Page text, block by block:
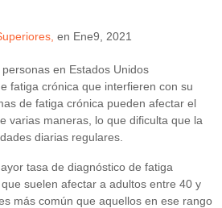
en Ene9, 2021
en Estados Unidos
fatiga crónica que interfieren con su
de fatiga crónica pueden afectar el
varias maneras, lo que dificulta que la
diarias regulares.
tasa de diagnóstico de fatiga
suelen afectar a adultos entre 40 y
más común que aquellos en ese rango